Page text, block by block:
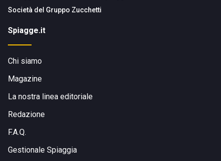
Società del Gruppo Zucchetti
Spiagge.it
Chi siamo
Magazine
La nostra linea editoriale
Redazione
F.A.Q.
Gestionale Spiaggia